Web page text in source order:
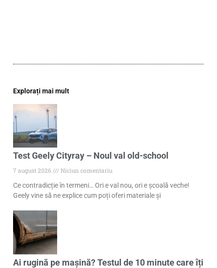
Explorați mai mult
Test Geely Cityray – Noul val old-school
7 august 2026
Niciun comentariu
Ce contradicție în termeni… Ori e val nou, ori e școală veche!
Geely vine să ne explice cum poți oferi materiale și
Ai rugină pe mașină? Testul de 10 minute care îți